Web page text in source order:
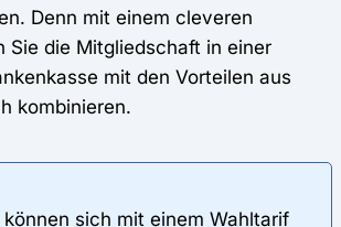
Denn mit einem cleveren
Sie die Mitgliedschaft in einer
mit den Vorteilen aus
kombinieren.
sich mit einem Wahltarif